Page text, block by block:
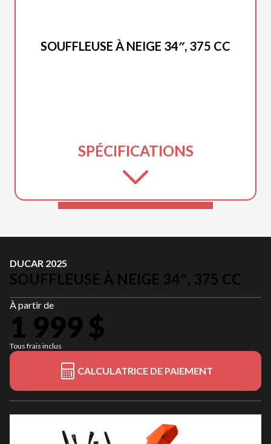
SOUFFLEUSE À NEIGE 34″, 375 CC
SPÉCIFICATIONS
DUCAR 2025
SOUFFLEUSE À NEIGE 34″, 375 CC
À partir de
1 999 $
Tous frais inclus
CALCULATRICE DE PAIEMENT